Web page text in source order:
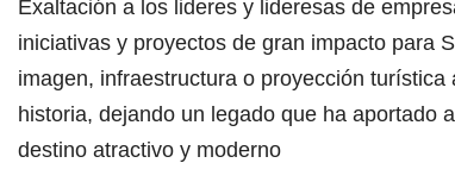
Exaltación a los lideres y lideresas de
iniciativas y proyectos de gran impacto para
imagen, infraestructura o proyección
historia, dejando un legado que ha aportado
destino atractivo y moderno